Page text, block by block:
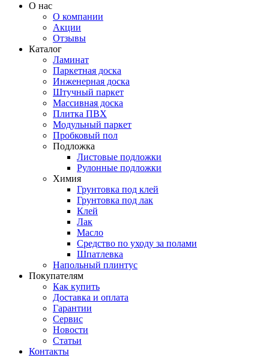
О нас
О компании
Акции
Отзывы
Каталог
Ламинат
Паркетная доска
Инженерная доска
Штучный паркет
Массивная доска
Плитка ПВХ
Модульный паркет
Пробковый пол
Подложка
Листовые подложки
Рулонные подложки
Химия
Грунтовка под клей
Грунтовка под лак
Клей
Лак
Масло
Средство по уходу за полами
Шпатлевка
Напольный плинтус
Покупателям
Как купить
Доставка и оплата
Гарантии
Сервис
Новости
Статьи
Контакты